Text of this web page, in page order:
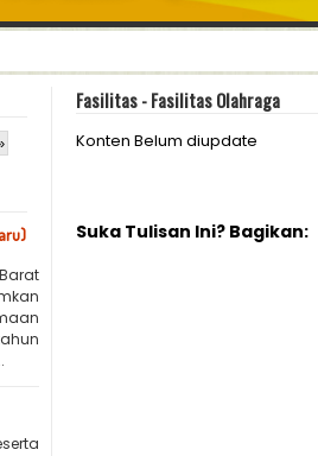
Fasilitas - Fasilitas Olahraga
Konten Belum diupdate
Suka Tulisan Ini? Bagikan: